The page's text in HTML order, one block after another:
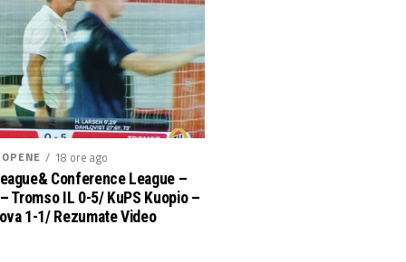
18 ore ago
Conference League –
– Tromso IL 0-5/ KuPS Kuopio –
1-1/ Rezumate Video